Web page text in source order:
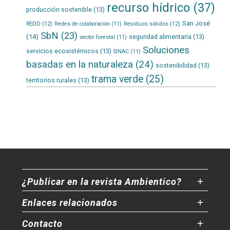
producción sostenible(13) recurso hídrico(37)
REDD (12) Redes de colaboración (11) Residuos sólidos(12) San José
(14) SbN (23) sector forestal (11) seguridad alimentaria (13)
servicios ecosistémicos (13) SINAC(11) Soluciones
basadas en la naturaleza (24) sostenibilidad (13)
territorios rurales (13) trama verde(25)
¿Publicar en la revista Ambientico?
Enlaces relacionados
Contacto